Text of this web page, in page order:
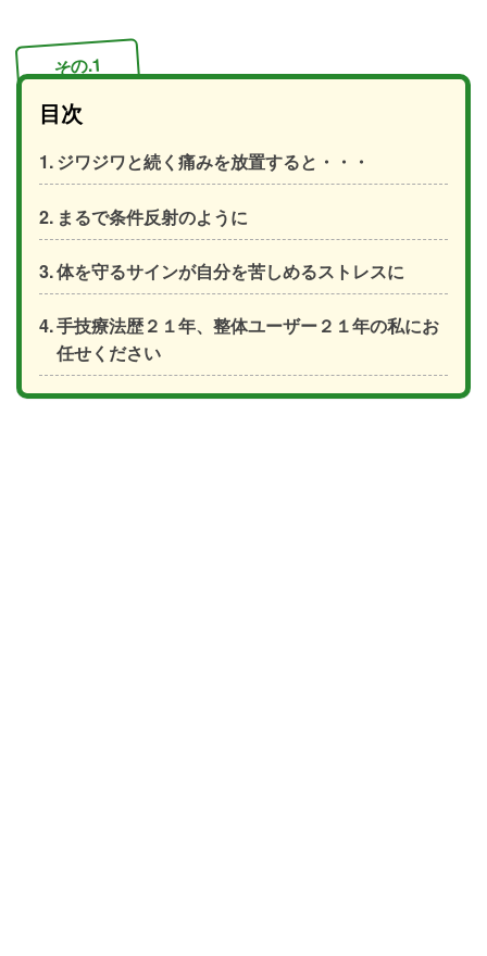
その.1
目次
ジワジワと続く痛みを放置すると・・・
まるで条件反射のように
体を守るサインが自分を苦しめるストレスに
手技療法歴２１年、整体ユーザー２１年の私にお
任せください